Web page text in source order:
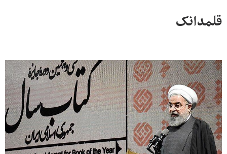
قلمدانک